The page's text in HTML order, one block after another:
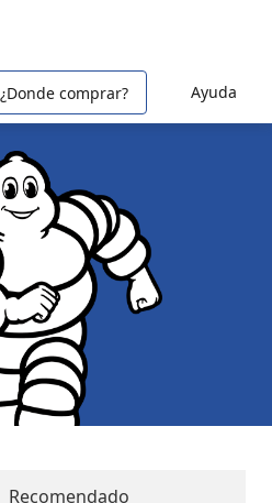
Ayuda
¿Donde comprar?
Recomendado